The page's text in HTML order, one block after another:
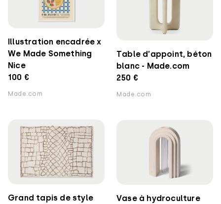
Illustration encadrée x
We Made Something
Nice
100 €
Made.com
Table d’appoint, béton
blanc - Made.com
250 €
Made.com
Grand tapis de style
Vase à hydroculture